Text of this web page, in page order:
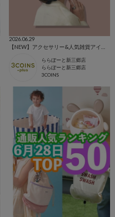
2026.06.29
ららぽーと新三郷店
ららぽーと新三郷店
3COINS